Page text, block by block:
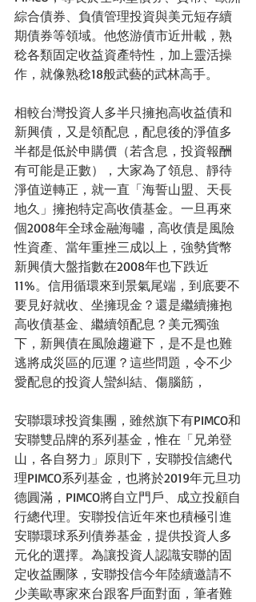
綜合債券、負債管理投資與美元短存續
期債券等領域。他悠游債市近卅載，熟
稔各類固定收益資產特性，加上靈活操
作，就像熟稔18般武藝的武林高手。
相較台灣投資人多半只擁抱高收益債和
新興債，又是領配息，配息後的淨值多
半都是低於申購價（若含息，投資報酬
有可能是正數），大家為了領息、靜待
淨值逆轉正，就一直「海誓山盟、天長
地久」擁抱特定高收債基金。一旦再來
個2008年全球金融海嘯，高收債是風險
性資產、當年重挫三成以上，強勢貨幣
新興債大盤指數在2008年也下跌近
11%。信用循環來到景氣尾端，到底要不
要見好就收、坐擁現金？還是繼續擁抱
高收債基金、繼續領配息？美元獨強
下，新興債在風險趨避下，是不是也難
逃將成災區的厄運？這些問題，令不少
愛配息的投資人蠻糾結、傷腦筋，
安聯環球投資集團，雖然旗下有PIMCO和
安聯雙品牌的系列基金，惟在「兄弟登
山，各自努力」原則下，安聯投信總代
理PIMCO系列基金，也將於2019年元旦功
德圓滿，PIMCO將自立門戶、成立投顧自
行總代理。安聯投信近年來也積極引進
安聯環球系列債券基金，提供投資人多
元化的選擇。為讓投資人認識安聯的固
定收益團隊，安聯投信今年陸續邀請不
少美歐專家來台跟客戶面對面，筆者難